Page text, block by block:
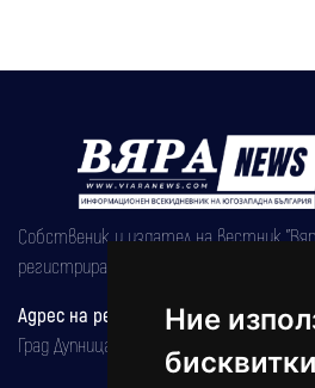
Ние
бисквитки
Собственик и издател на вестник
регистрирана на 08.05.2002 година.
Адрес на редакцията
Град Дупница, ул.''Христо Ботев" 43